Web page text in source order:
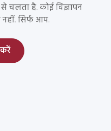
चलता है. कोई विज्ञापन
नहीं. सिर्फ आप.